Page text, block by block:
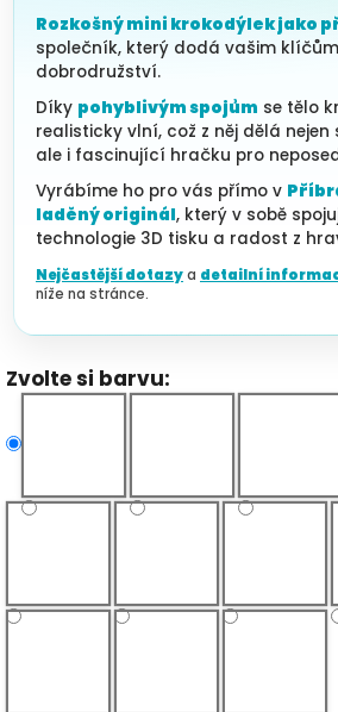
Rozkošný mini krokodýlek jako
společník, který dodá vašim
dobrodružství.
Díky pohyblivým spojům se tělo
realisticky vlní, což z něj dělá nejen
ale i fascinující hračku pro
Vyrábíme ho pro vás přímo v
laděný originál, který v sobě
technologie 3D tisku a radost z
Nejčastější dotazya detailní
níže na stránce.
Zvolte si barvu: